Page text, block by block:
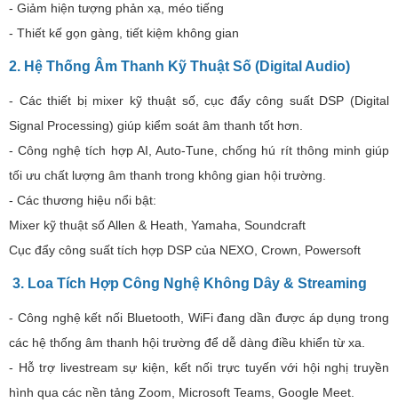
- Giảm hiện tượng phản xạ, méo tiếng
- Thiết kế gọn gàng, tiết kiệm không gian
2. Hệ Thống Âm Thanh Kỹ Thuật Số (Digital Audio)
- Các thiết bị mixer kỹ thuật số, cục đẩy công suất DSP (Digital
Signal Processing) giúp kiểm soát âm thanh tốt hơn.
- Công nghệ tích hợp AI, Auto-Tune, chống hú rít thông minh giúp
tối ưu chất lượng âm thanh trong không gian hội trường.
- Các thương hiệu nổi bật:
Mixer kỹ thuật số Allen & Heath, Yamaha, Soundcraft
Cục đẩy công suất tích hợp DSP của NEXO, Crown, Powersoft
3. Loa Tích Hợp Công Nghệ Không Dây & Streaming
- Công nghệ kết nối Bluetooth, WiFi đang dần được áp dụng trong
các hệ thống âm thanh hội trường để dễ dàng điều khiển từ xa.
- Hỗ trợ livestream sự kiện, kết nối trực tuyến với hội nghị truyền
hình qua các nền tảng Zoom, Microsoft Teams, Google Meet.